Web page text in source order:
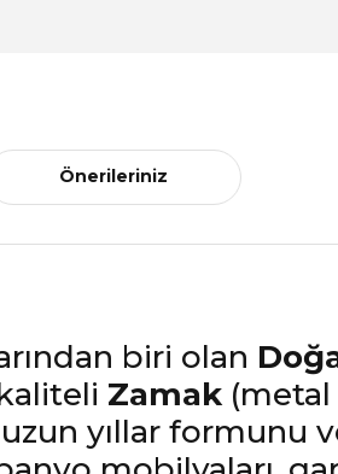
Önerileriniz
biri olan
Zamak(metal
yıllar formunu